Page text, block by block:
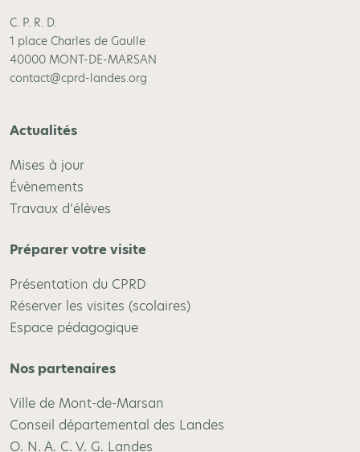
C. P. R. D.
1 place Charles de Gaulle
40000 MONT-DE-MARSAN
contact@cprd-landes.org
Actualités
Mises à jour
Évènements
Travaux d’élèves
Préparer votre visite
Présentation du CPRD
Réserver les visites (scolaires)
Espace pédagogique
Nos partenaires
Ville de Mont-de-Marsan
Conseil départemental des Landes
O. N. A. C. V. G. Landes